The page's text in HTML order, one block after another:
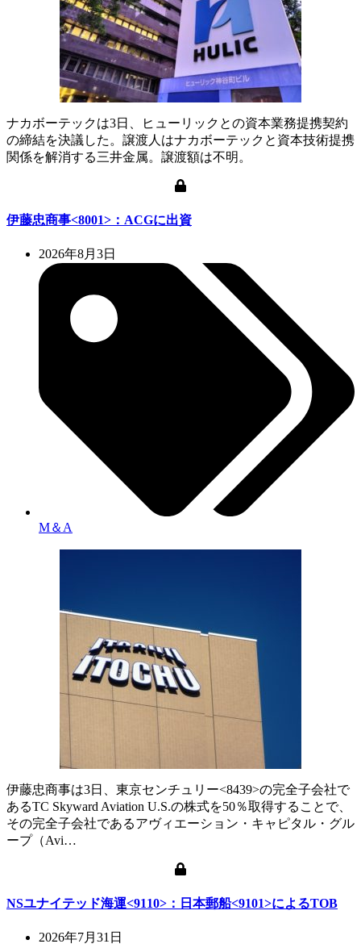
ナカボーテックは3日、ヒューリックとの資本業務提携契約
の締結を決議した。譲渡人はナカボーテックと資本技術提携
関係を解消する三井金属。譲渡額は不明。
伊藤忠商事<8001>：ACGに出資
2026年8月3日
M＆A
伊藤忠商事は3日、東京センチュリー<8439>の完全子会社で
あるTC Skyward Aviation U.S.の株式を50％取得することで、
その完全子会社であるアヴィエーション・キャピタル・グル
ープ（Avi…
NSユナイテッド海運<9110>：日本郵船<9101>によるTOB
2026年7月31日